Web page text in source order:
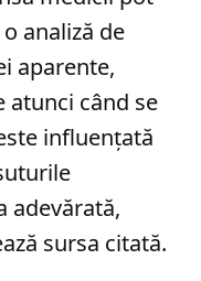
analiză de
aparente,
atunci când se
influențată
adevărată,
sursa citată.